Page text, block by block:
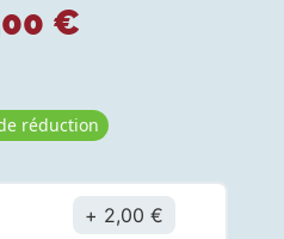
€
réduction
2,00€